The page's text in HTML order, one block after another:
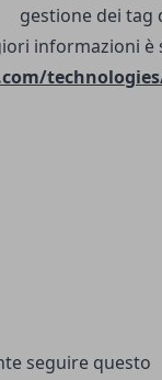
gestione dei tag
informazioni
seguire questo